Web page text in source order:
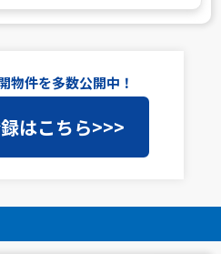
託
用目的の範囲に限って個人情報
ります。この場合、個人情報保
し、個人情報の適正管理・機密
し、適切な管理を実施させま
求
ご自身の個人情報の開示等（利
物件を多数公開中！
はこちら>>>